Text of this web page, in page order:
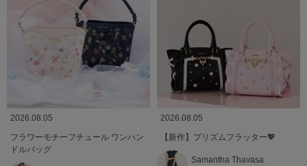
2026.08.05
フラワーモチーフチュール ワンハン
ドルバッグ
2026.08.05
【新作】プリズムフラッター💖
Samantha Thavasa